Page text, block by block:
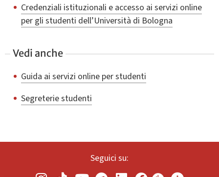
Credenziali istituzionali e accesso ai servizi online
per gli studenti dell’Università di Bologna
Vedi anche
Guida ai servizi online per studenti
Segreterie studenti
Seguici su: